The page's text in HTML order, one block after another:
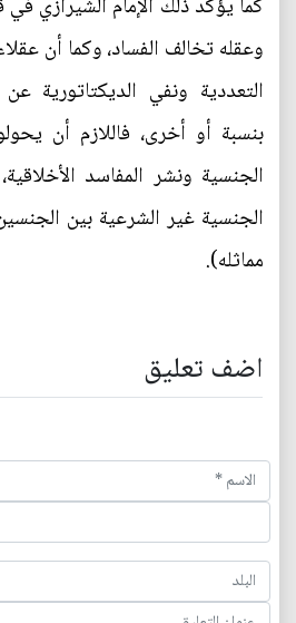
وعقله تخالف الفساد، وكما أن
التعددية ونفي الديكتاتورية
بنسبة أو أخرى، فاللازم أن
الجنسية ونشر المفاسد
الجنسية غير الشرعية بين
مماثله).
اضف تعليق